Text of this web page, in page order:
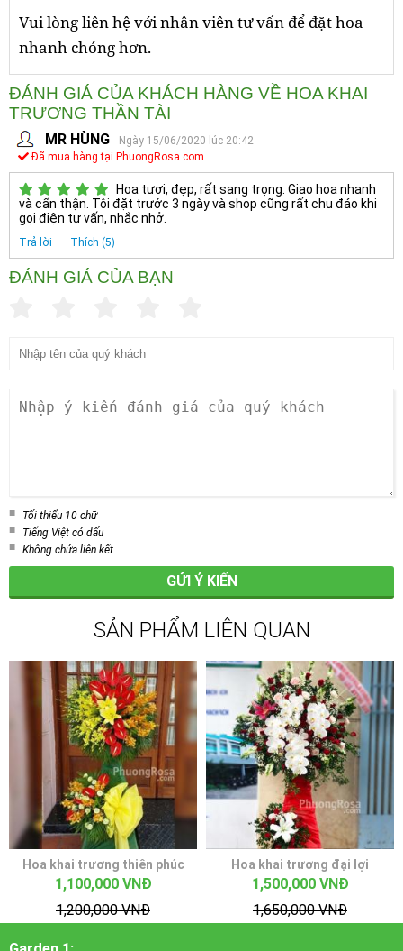
Vui lòng liên hệ với nhân viên tư vấn để đặt hoa
nhanh chóng hơn.
ĐÁNH GIÁ CỦA KHÁCH HÀNG VỀ HOA KHAI
TRƯƠNG THẦN TÀI
MR HÙNG
Ngày 15/06/2020 lúc 20:42
Đã mua hàng tại PhuongRosa.com
Hoa tươi, đẹp, rất sang trọng. Giao hoa nhanh
và cẩn thận. Tôi đặt trước 3 ngày và shop cũng rất chu đáo khi
gọi điện tư vấn, nhắc nhở.
Trả lời Thích (5)
ĐÁNH GIÁ CỦA BẠN
Tối thiểu 10 chữ
Tiếng Việt có dấu
Không chứa liên kết
GỬI Ý KIẾN
SẢN PHẨM LIÊN QUAN
Hoa khai trương thiên phúc
1,100,000 VNĐ
1,200,000 VNĐ
Hoa khai trương đại lợi
1,500,000 VNĐ
1,650,000 VNĐ